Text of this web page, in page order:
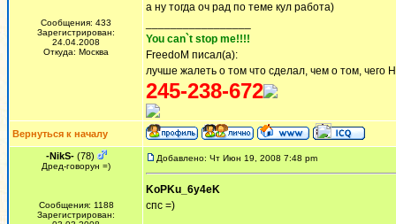
Сообщения: 433
Зарегистрирован:
24.04.2008
Откуда: Москва
а ну тогда оч рад по теме кул работа)
You can`t stop me!!!!
FreedoM писал(а):
лучше жалеть о том что сделал, чем о том, чего
245-238-672
Вернуться к началу
-NikS-(78)
Дред-говорун =)
Сообщения: 1188
Зарегистрирован:
Добавлено: Чт Июн 19, 2008 7:48 pm
KoPKu_6y4eK
спс =)